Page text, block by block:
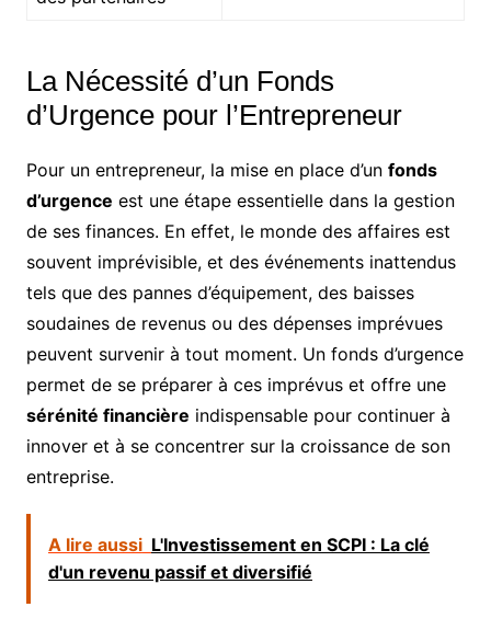
La Nécessité d’un Fonds
d’Urgence pour l’Entrepreneur
Pour un entrepreneur, la mise en place d’un fonds
d’urgence est une étape essentielle dans la gestion
de ses finances. En effet, le monde des affaires est
souvent imprévisible, et des événements inattendus
tels que des pannes d’équipement, des baisses
soudaines de revenus ou des dépenses imprévues
peuvent survenir à tout moment. Un fonds d’urgence
permet de se préparer à ces imprévus et offre une
sérénité financière indispensable pour continuer à
innover et à se concentrer sur la croissance de son
entreprise.
A lire aussi L'Investissement en SCPI : La clé
d'un revenu passif et diversifié